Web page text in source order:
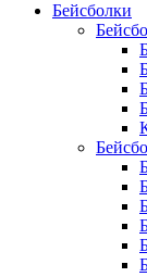
Бейсболки